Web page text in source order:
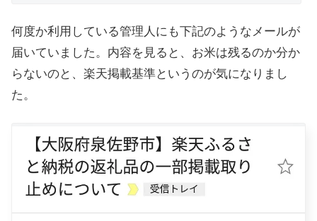
何度か利用している管理人にも下記のようなメールが
届いていました。内容を見ると、お米は残るのか分か
らないのと、楽天掲載基準というのが気になりまし
た。